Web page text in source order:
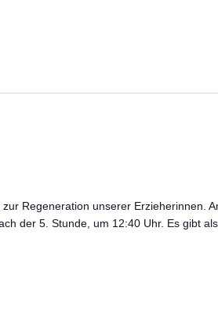
Regeneration unserer Erzieherinnen.
der 5. Stunde, um 12:40 Uhr. Es gibt